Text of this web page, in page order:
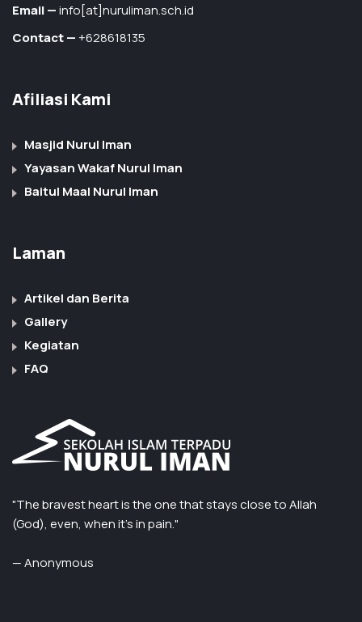
Email —info[at]nuruliman.sch.id
Contact —+628618135
Afiliasi Kami
Masjid Nurul Iman
Yayasan Wakaf Nurul Iman
Baitul Maal Nurul Iman
Laman
Artikel dan Berita
Gallery
Kegiatan
FAQ
"The bravest heart is the one that stays close to Allah
(God), even, when it’s in pain."
— Anonymous